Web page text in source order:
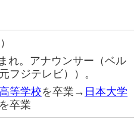
れ。アナウンサー（ベル
フジテレビ））。
等学校を卒業→ 日本大学
卒業